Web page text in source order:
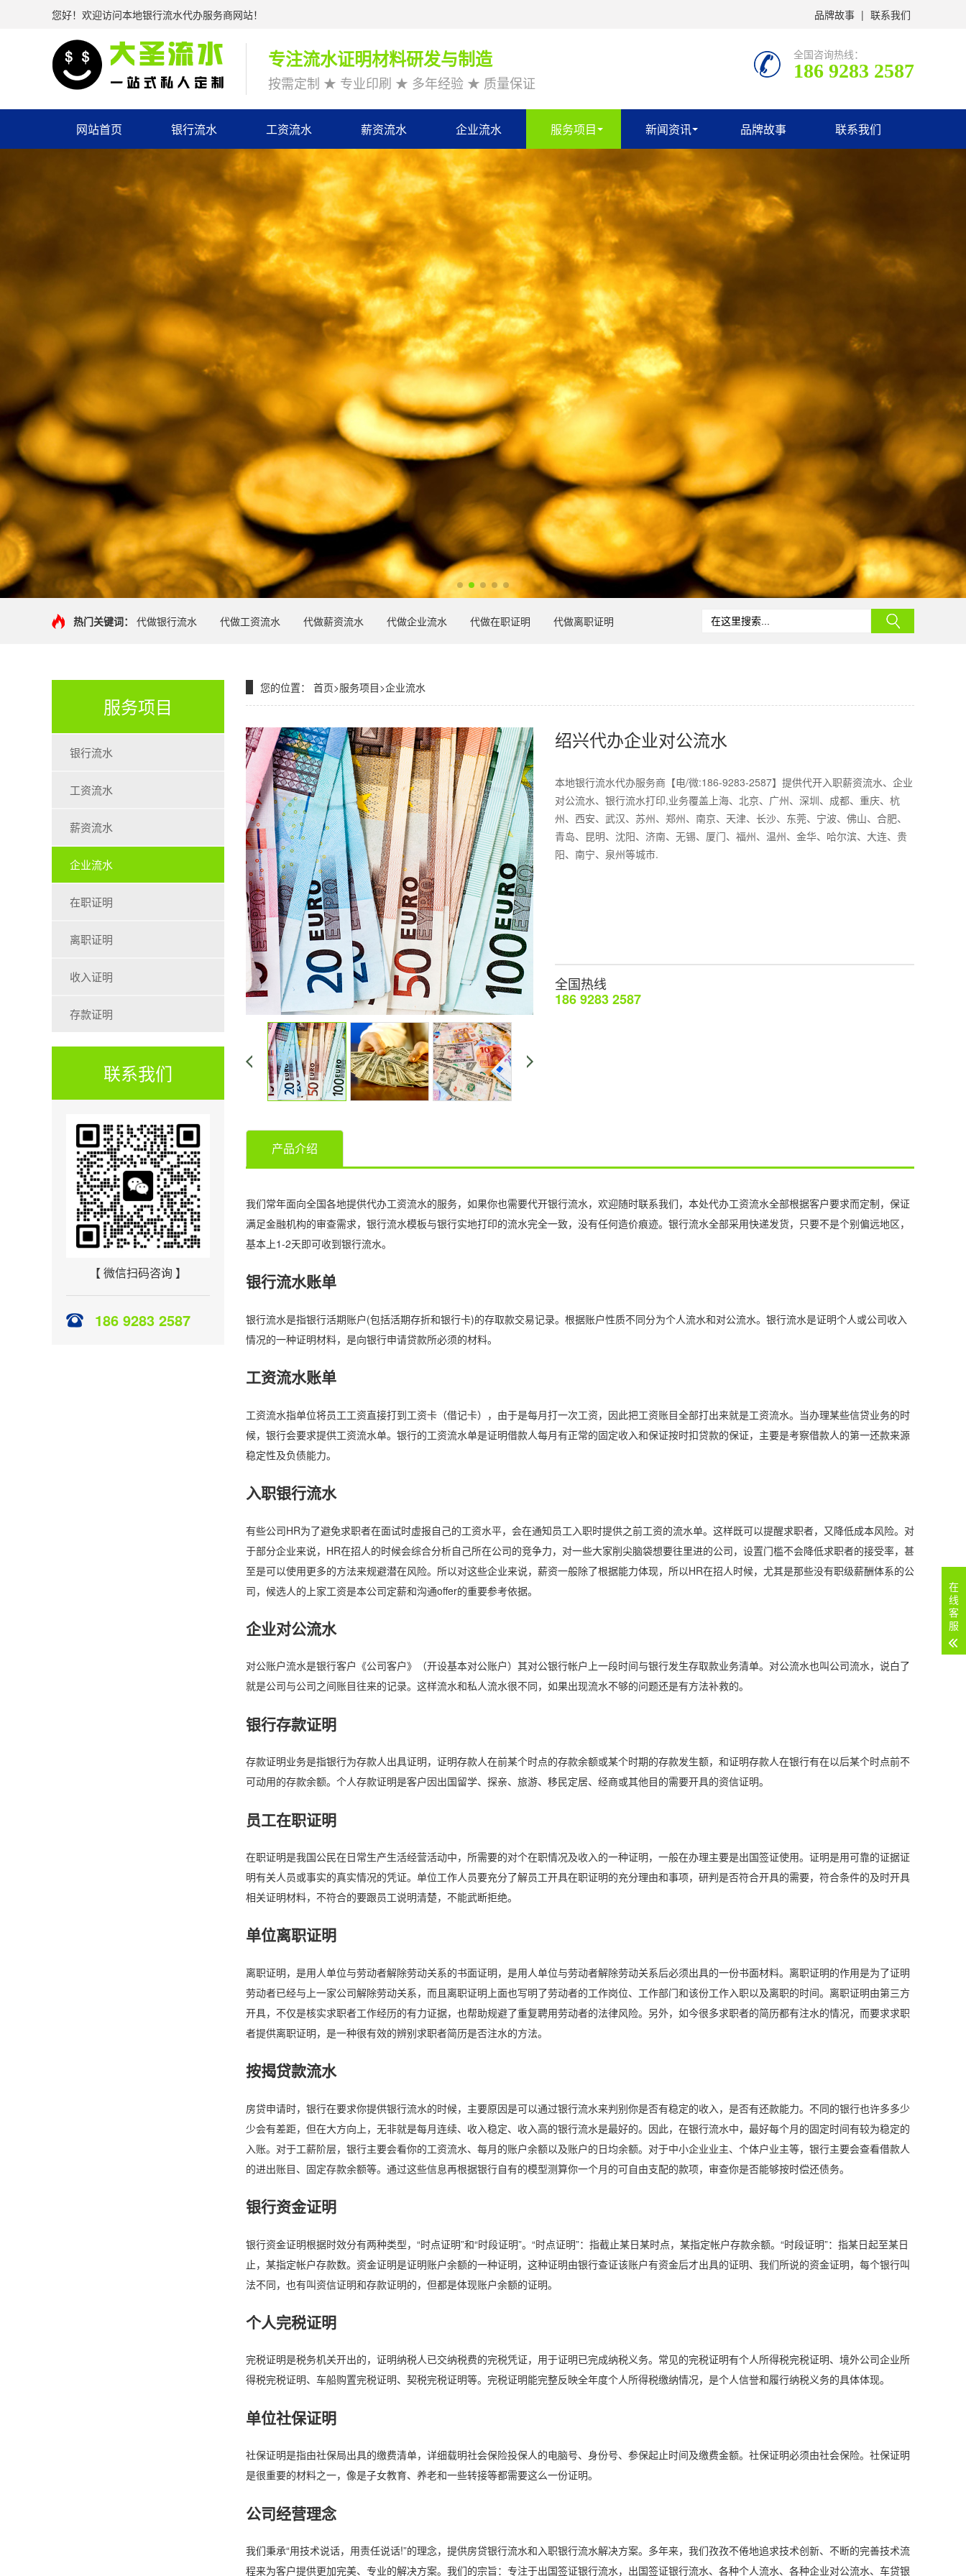
您好！欢迎访问本地银行流水代办服务商网站！ 品牌故事 | 联系我们
专注流水证明材料研发与制造
按需定制 ★ 专业印刷 ★ 多年经验 ★ 质量保证
全国咨询热线：
186 9283 2587
网站首页 银行流水 工资流水 薪资流水 企业流水 服务项目 新闻资讯 品牌故事 联系我们
热门关键词： 代做银行流水 代做工资流水 代做薪资流水 代做企业流水 代做在职证明 代做离职证明
服务项目
银行流水
工资流水
薪资流水
企业流水
在职证明
离职证明
收入证明
存款证明
联系我们
【 微信扫码咨询 】
186 9283 2587
您的位置： 首页>服务项目>企业流水
绍兴代办企业对公流水
本地银行流水代办服务商【电/微:186-9283-2587】提供代开入职薪资流水、企业
对公流水、银行流水打印,业务覆盖上海、北京、广州、深圳、成都、重庆、杭
州、西安、武汉、苏州、郑州、南京、天津、长沙、东莞、宁波、佛山、合肥、
青岛、昆明、沈阳、济南、无锡、厦门、福州、温州、金华、哈尔滨、大连、贵
阳、南宁、泉州等城市.
全国热线
186 9283 2587
产品介绍
我们常年面向全国各地提供代办工资流水的服务，如果你也需要代开银行流水，欢迎随时联系我们，本处代办工资流水全部根据客户要求而定制，保证
满足金融机构的审查需求，银行流水模板与银行实地打印的流水完全一致，没有任何造价痕迹。银行流水全部采用快递发货，只要不是个别偏远地区，
基本上1-2天即可收到银行流水。
银行流水账单
银行流水是指银行活期账户(包括活期存折和银行卡)的存取款交易记录。根据账户性质不同分为个人流水和对公流水。银行流水是证明个人或公司收入
情况的一种证明材料，是向银行申请贷款所必须的材料。
工资流水账单
工资流水指单位将员工工资直接打到工资卡（借记卡），由于是每月打一次工资，因此把工资账目全部打出来就是工资流水。当办理某些信贷业务的时
候，银行会要求提供工资流水单。银行的工资流水单是证明借款人每月有正常的固定收入和保证按时扣贷款的保证，主要是考察借款人的第一还款来源
稳定性及负债能力。
入职银行流水
有些公司HR为了避免求职者在面试时虚报自己的工资水平，会在通知员工入职时提供之前工资的流水单。这样既可以提醒求职者，又降低成本风险。对
于部分企业来说，HR在招人的时候会综合分析自己所在公司的竞争力，对一些大家削尖脑袋想要往里进的公司，设置门槛不会降低求职者的接受率，甚
至是可以使用更多的方法来规避潜在风险。所以对这些企业来说，薪资一般除了根据能力体现，所以HR在招人时候，尤其是那些没有职级薪酬体系的公
司，候选人的上家工资是本公司定薪和沟通offer的重要参考依据。
企业对公流水
对公账户流水是银行客户《公司客户》（开设基本对公账户）其对公银行帐户上一段时间与银行发生存取款业务清单。对公流水也叫公司流水，说白了
就是公司与公司之间账目往来的记录。这样流水和私人流水很不同，如果出现流水不够的问题还是有方法补救的。
银行存款证明
存款证明业务是指银行为存款人出具证明，证明存款人在前某个时点的存款余额或某个时期的存款发生额，和证明存款人在银行有在以后某个时点前不
可动用的存款余额。个人存款证明是客户因出国留学、探亲、旅游、移民定居、经商或其他目的需要开具的资信证明。
员工在职证明
在职证明是我国公民在日常生产生活经营活动中，所需要的对个在职情况及收入的一种证明，一般在办理主要是出国签证使用。证明是用可靠的证据证
明有关人员或事实的真实情况的凭证。单位工作人员要充分了解员工开具在职证明的充分理由和事项，研判是否符合开具的需要，符合条件的及时开具
相关证明材料，不符合的要跟员工说明清楚，不能武断拒绝。
单位离职证明
离职证明，是用人单位与劳动者解除劳动关系的书面证明，是用人单位与劳动者解除劳动关系后必须出具的一份书面材料。离职证明的作用是为了证明
劳动者已经与上一家公司解除劳动关系，而且离职证明上面也写明了劳动者的工作岗位、工作部门和该份工作入职以及离职的时间。离职证明由第三方
开具，不仅是核实求职者工作经历的有力证据，也帮助规避了重复聘用劳动者的法律风险。另外，如今很多求职者的简历都有注水的情况，而要求求职
者提供离职证明，是一种很有效的辨别求职者简历是否注水的方法。
按揭贷款流水
房贷申请时，银行在要求你提供银行流水的时候，主要原因是可以通过银行流水来判别你是否有稳定的收入，是否有还款能力。不同的银行也许多多少
少会有差距，但在大方向上，无非就是每月连续、收入稳定、收入高的银行流水是最好的。因此，在银行流水中，最好每个月的固定时间有较为稳定的
入账。对于工薪阶层，银行主要会看你的工资流水、每月的账户余额以及账户的日均余额。对于中小企业业主、个体户业主等，银行主要会查看借款人
的进出账目、固定存款余额等。通过这些信息再根据银行自有的模型测算你一个月的可自由支配的款项，审查你是否能够按时偿还债务。
银行资金证明
银行资金证明根据时效分有两种类型，“时点证明”和“时段证明”。“时点证明”：指截止某日某时点，某指定帐户存款余额。“时段证明”：指某日起至某日
止，某指定帐户存款数。资金证明是证明账户余额的一种证明，这种证明由银行查证该账户有资金后才出具的证明、我们所说的资金证明，每个银行叫
法不同，也有叫资信证明和存款证明的，但都是体现账户余额的证明。
个人完税证明
完税证明是税务机关开出的，证明纳税人已交纳税费的完税凭证，用于证明已完成纳税义务。常见的完税证明有个人所得税完税证明、境外公司企业所
得税完税证明、车船购置完税证明、契税完税证明等。完税证明能完整反映全年度个人所得税缴纳情况，是个人信誉和履行纳税义务的具体体现。
单位社保证明
社保证明是指由社保局出具的缴费清单，详细载明社会保险投保人的电脑号、身份号、参保起止时间及缴费金额。社保证明必须由社会保险。社保证明
是很重要的材料之一，像是子女教育、养老和一些转接等都需要这么一份证明。
公司经营理念
我们秉承“用技术说话，用责任说话!”的理念，提供房贷银行流水和入职银行流水解决方案。多年来，我们孜孜不倦地追求技术创新、不断的完善技术流
程来为客户提供更加完美、专业的解决方案。我们的宗旨：专注于出国签证银行流水，出国签证银行流水、各种个人流水、各种企业对公流水、车贷银
在
线
客
服